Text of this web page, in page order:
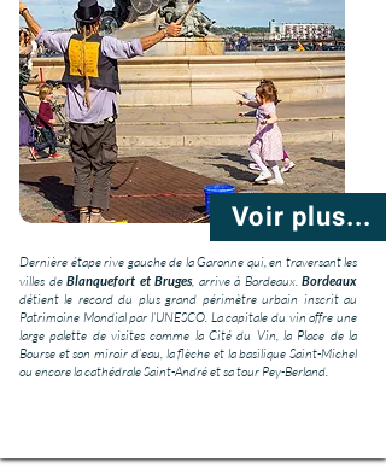
Voir plus...
Dernière étape rive gauche de la Garonne qui, en traversant les
villes de Blanquefort et Bruges, arrive à Bordeaux. Bordeaux
détient le record du plus grand périmètre urbain inscrit au
Patrimoine Mondial par l’UNESCO. La capitale du vin offre une
large palette de visites comme la Cité du Vin, la Place de la
Bourse et son miroir d’eau, la flèche et la basilique Saint-Michel
ou encore la cathédrale Saint-André et sa tour Pey-Berland.